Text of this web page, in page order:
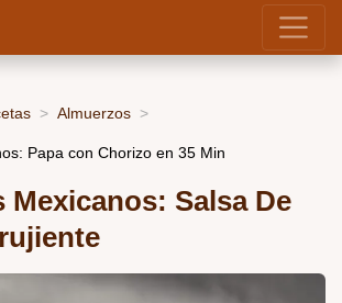
Almuerzos
Papa con Chorizo en 35 Min
Mexicanos: Salsa De